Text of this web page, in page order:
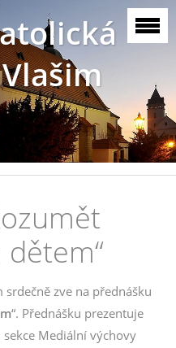
zve na přednášku
“. Přednášku prezentuje
sekce Mediální výchovy